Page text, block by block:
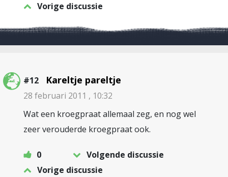
Vorige discussie
#12 Kareltje pareltje
28 februari 2011 , 10:32
Wat een kroegpraat allemaal zeg, en nog wel
zeer verouderde kroegpraat ook.
0
Volgende discussie
Vorige discussie